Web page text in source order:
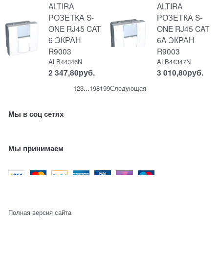
ALTIRA
РОЗЕТКА S-
ONE RJ45 CAT
6 ЭКРАН
R9003
ALB44346N
2 347,80руб.
ALTIRA
РОЗЕТКА S-
ONE RJ45 CAT
6A ЭКРАН
R9003
ALB44347N
3 010,80руб.
123...198199Следующая
Мы в соц сетях
Мы принимаем
Полная версия сайта